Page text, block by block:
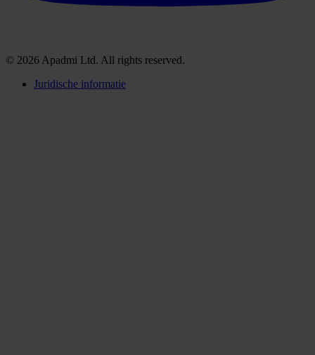
© 2026 Apadmi Ltd. All rights reserved.
Juridische informatie